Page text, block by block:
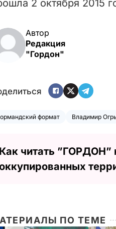
2 октября 2015
Автор
Редакция
"Гордон"
формат Владимир
Как читать ”ГОРДОН”
ПО ТЕМЕ